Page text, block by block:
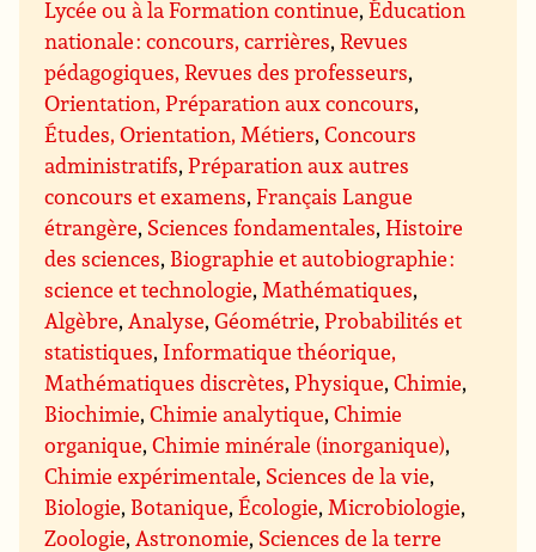
Lycée ou à la Formation continue,Éducation
nationale : concours, carrières,Revues
pédagogiques, Revues des professeurs,
Orientation, Préparation aux concours,
Études, Orientation, Métiers,Concours
administratifs,Préparation aux autres
concours et examens,Français Langue
étrangère, Sciences fondamentales,Histoire
des sciences, Biographie et autobiographie :
science et technologie, Mathématiques,
Algèbre, Analyse,Géométrie,Probabilités et
statistiques, Informatique théorique,
Mathématiques discrètes,Physique,Chimie,
Biochimie,Chimie analytique,Chimie
organique,Chimie minérale (inorganique),
Chimie expérimentale, Sciences de la vie,
Biologie, Botanique,Écologie, Microbiologie,
Zoologie, Astronomie, Sciences de la terre